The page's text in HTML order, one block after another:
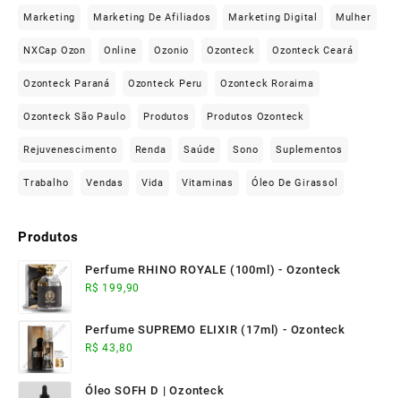
Marketing Marketing De Afiliados Marketing Digital Mulher
NXCap Ozon Online Ozonio Ozonteck Ozonteck Ceará
Ozonteck Paraná Ozonteck Peru Ozonteck Roraima
Ozonteck São Paulo Produtos Produtos Ozonteck
Rejuvenescimento Renda Saúde Sono Suplementos
Trabalho Vendas Vida Vitaminas Óleo De Girassol
Produtos
Perfume RHINO ROYALE (100ml) - Ozonteck
R$ 199,90
Perfume SUPREMO ELIXIR (17ml) - Ozonteck
R$ 43,80
Óleo SOFH D | Ozonteck